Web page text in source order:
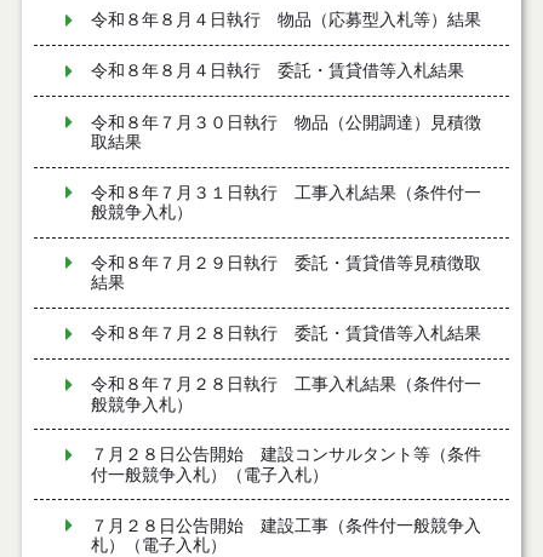
令和８年８月４日執行 物品（応募型入札等）結果
令和８年８月４日執行 委託・賃貸借等入札結果
令和８年７月３０日執行 物品（公開調達）見積徴
取結果
令和８年７月３１日執行 工事入札結果（条件付一
般競争入札）
令和８年７月２９日執行 委託・賃貸借等見積徴取
結果
令和８年７月２８日執行 委託・賃貸借等入札結果
令和８年７月２８日執行 工事入札結果（条件付一
般競争入札）
７月２８日公告開始 建設コンサルタント等（条件
付一般競争入札）（電子入札）
７月２８日公告開始 建設工事（条件付一般競争入
札）（電子入札）